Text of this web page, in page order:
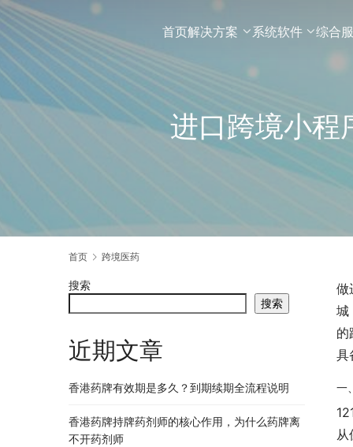
首页解决方案 系统软件 综合
进口跨境小程
首页 跨境医药
做
城
的
具
一
从
搜索
搜索
近期文章
香港药牌有效期是多久？到期续期全流程说明
香港药牌持牌药剂师的核心作用，为什么药牌离
不开药剂师